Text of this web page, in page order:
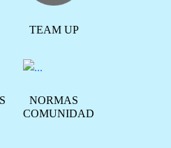
TEAM UP
NORMAS
COMUNIDAD